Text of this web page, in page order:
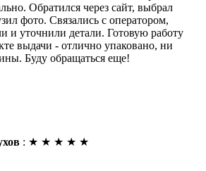
Обратился через сайт, выбрал
фото. Связались с оператором,
и уточнили детали. Готовую работу
выдачи - отлично упаковано, ни
Буду обращаться еще!
: ★ ★ ★ ★ ★